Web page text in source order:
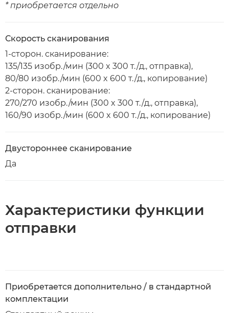
* приобретается отдельно
Скорость сканирования
1-сторон. сканирование:
135/135 изобр./мин (300 x 300 т./д., отправка),
80/80 изобр./мин (600 x 600 т./д., копирование)
2-сторон. сканирование:
270/270 изобр./мин (300 x 300 т./д., отправка),
160/90 изобр./мин (600 x 600 т./д., копирование)
Двустороннее сканирование
Да
Характеристики функции
отправки
Приобретается дополнительно / в стандартной
комплектации